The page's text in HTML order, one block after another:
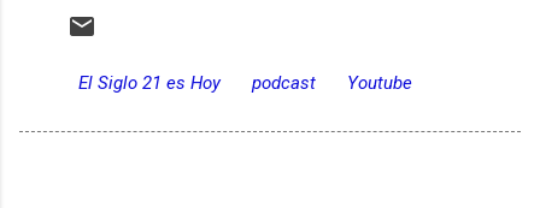
El Siglo 21 es Hoy podcast Youtube